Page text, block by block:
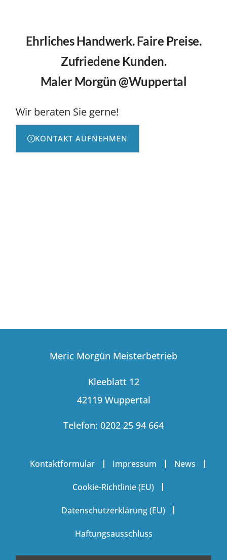
Ehrliches Handwerk. Faire Preise.
Zufriedene Kunden.
Maler Morgün @Wuppertal
Wir beraten Sie gerne!
KONTAKT AUFNEHMEN
Meric Morgün Meisterbetrieb
Kleeblatt 12
42119 Wuppertal
Telefon: 0202 25 94 664
Kontaktformular Impressum News
Cookie-Richtlinie (EU)
Datenschutzerklärung (EU)
Haftungsausschluss